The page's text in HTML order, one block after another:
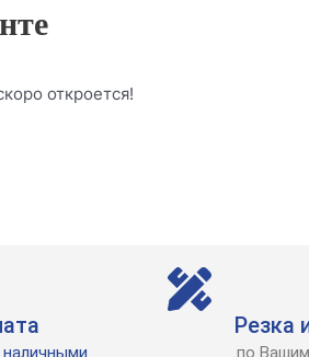
откроется!
наличными
Резка
по